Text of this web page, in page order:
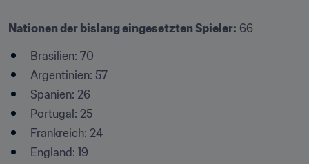
Nationen der bislang eingesetzten Spieler: 66
Brasilien: 70
Argentinien: 57
Spanien: 26
Portugal: 25
Frankreich: 24
England: 19